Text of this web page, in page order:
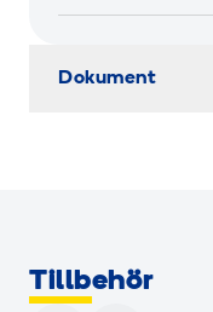
Dokument
Tillbehör